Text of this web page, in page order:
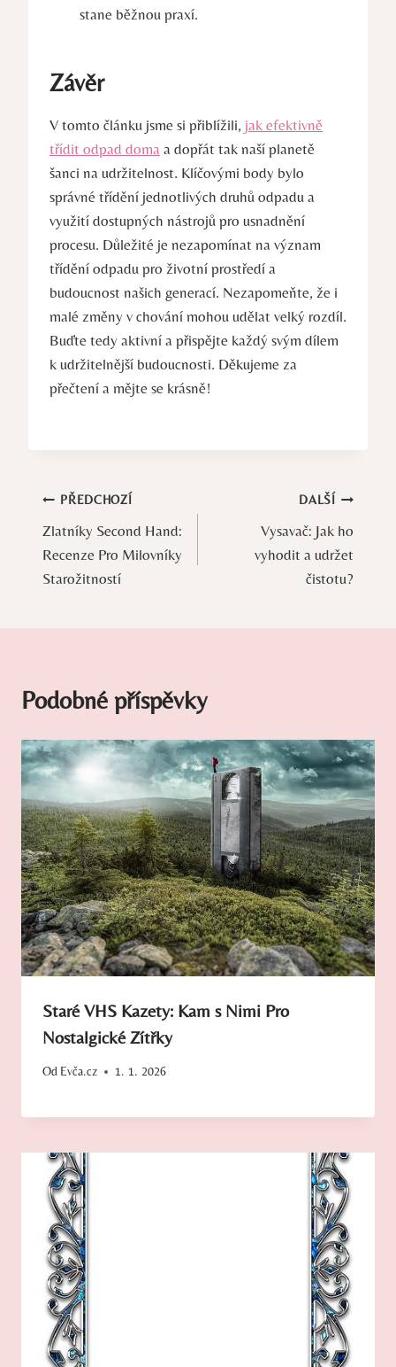
stane běžnou praxí.
Závěr
V tomto článku jsme si přiblížili, jak efektivně
třídit odpad doma a dopřát tak naší planetě
šanci na udržitelnost. Klíčovými body bylo
správné třídění jednotlivých druhů odpadu a
využití dostupných nástrojů pro usnadnění
procesu. Důležité je nezapomínat na význam
třídění odpadu pro životní prostředí a
budoucnost našich generací. Nezapomeňte, že i
malé změny v chování mohou udělat velký rozdíl.
Buďte tedy aktivní a přispějte každý svým dílem
k udržitelnější budoucnosti. Děkujeme za
přečtení a mějte se krásně!
Navigace
pro
příspěvek
PŘEDCHOZÍ
Zlatníky Second Hand:
Recenze Pro Milovníky
Starožitností
DALŠÍ
Vysavač: Jak ho
vyhodit a udržet
čistotu?
Podobné příspěvky
Staré VHS Kazety: Kam s Nimi Pro
Nostalgické Zítřky
Od Evča.cz 1. 1. 2026